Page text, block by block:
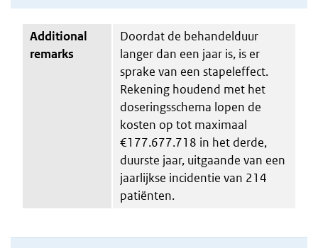
Additional
remarks
Doordat de behandelduur
langer dan een jaar is, is er
sprake van een stapeleffect.
Rekening houdend met het
doseringsschema lopen de
kosten op tot maximaal
€177.677.718 in het derde,
duurste jaar, uitgaande van een
jaarlijkse incidentie van 214
patiënten.